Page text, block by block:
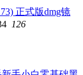
正式版dmg镜
126